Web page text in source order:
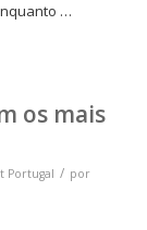
…
os mais
Portugal / por